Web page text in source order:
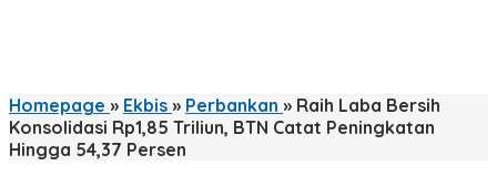
Homepage » Ekbis » Perbankan » Raih Laba Bersih
Konsolidasi Rp1,85 Triliun, BTN Catat Peningkatan
Hingga 54,37 Persen